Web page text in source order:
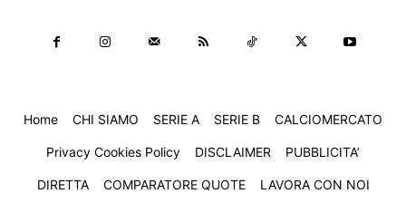
Home CHI SIAMO SERIE A SERIE B CALCIOMERCATO
Privacy Cookies Policy DISCLAIMER PUBBLICITA’
DIRETTA COMPARATORE QUOTE LAVORA CON NOI